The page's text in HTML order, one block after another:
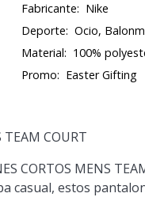
Fabricante: Nike
Deporte: Ocio,
Material: 100%
Promo: Easter Gifting
COURT
CORTOS MENS
casual, estos